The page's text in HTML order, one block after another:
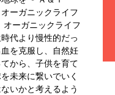
オーガニックライフ
オーガニックライフ
代より慢性的だっ
を克服し、自然妊
から、子供を育て
未来に繋いでいく
いかと考えるよう